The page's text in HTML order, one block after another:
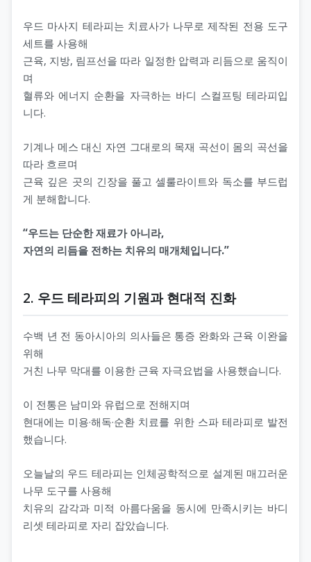
우드 마사지 테라피는 치료사가 나무로 제작된 전용 도구
세트를 사용해
근육, 지방, 림프선을 따라 일정한 압력과 리듬으로 움직이
며
혈류와 에너지 순환을 자극하는 바디 스컬프팅 테라피입
니다.
기계나 메스 대신 자연 그대로의 목재 곡선이 몸의 곡선을
따라 흐르며
근육 깊은 곳의 긴장을 풀고 셀룰라이트와 독소를 부드럽
게 분해합니다.
“우드는 단순한 재료가 아니라,
자연의 리듬을 전하는 치유의 매개체입니다.”
2. 우드 테라피의 기원과 현대적 진화
수백 년 전 동아시아의 의사들은 통증 완화와 근육 이완을
위해
거친 나무 막대를 이용한 근육 자극요법을 사용했습니다.
이 전통은 남미와 유럽으로 전해지며
현대에는 미용·해독·순환 치료를 위한 스파 테라피로 발전
했습니다.
오늘날의 우드 테라피는 인체공학적으로 설계된 매끄러운
나무 도구를 사용해
치유의 감각과 미적 아름다움을 동시에 만족시키는 바디
리셋 테라피로 자리 잡았습니다.